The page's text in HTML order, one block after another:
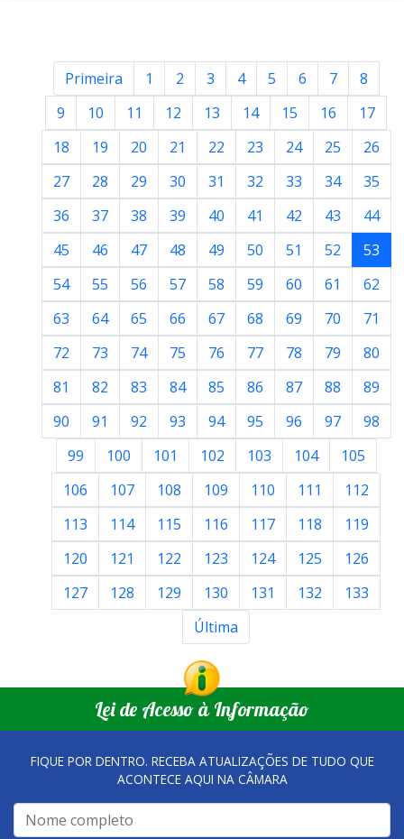
Primeira 1 2 3 4 5 6 7
8
9
10 11 12 13 14 15 16
17
18
19 20 21 22 23 24 25
26
27
28 29 30 31 32 33 34
35
36
37 38 39 40 41 42 43
44
45
46 47 48 49 50 51 52
53
54
55 56 57 58 59 60 61
62
63
64 65 66 67 68 69 70
71
72
73 74 75 76 77 78 79
80
81
82 83 84 85 86 87 88
89
90
91 92 93 94 95 96 97
98
99
100 101 102 103 104
105
106
107 108 109 110 111
112
113
114 115 116 117 118
119
120
121 122 123 124 125
126
127
128 129 130 131 132
133
Última
Lei de Acesso à Informação
FIQUE POR DENTRO. RECEBA ATUALIZAÇÕES DE TUDO QUE
ACONTECE AQUI NA CÂMARA